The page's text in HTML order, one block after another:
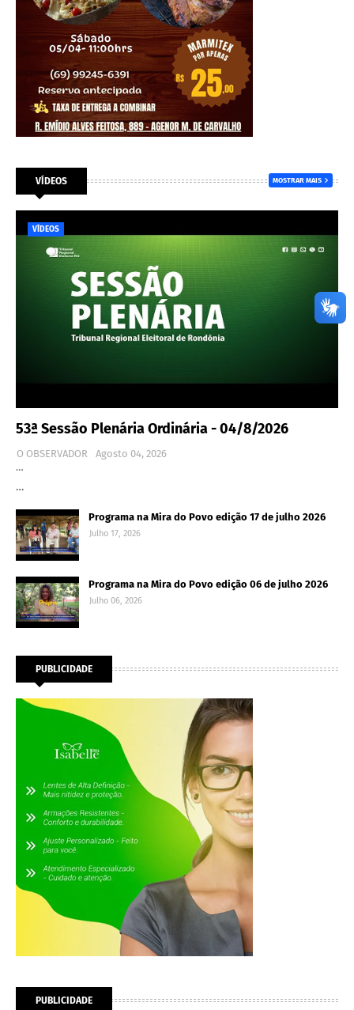
VÍDEOS MOSTRAR MAIS
VÍDEOS
53ª Sessão Plenária Ordinária - 04/8/2026
O OBSERVADOR
Agosto 04, 2026
…
…
Programa na Mira do Povo edição 17 de julho 2026
Julho 17, 2026
Programa na Mira do Povo edição 06 de julho 2026
Julho 06, 2026
PUBLICIDADE
PUBLICIDADE